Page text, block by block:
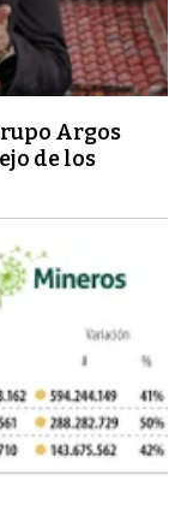
Argos
de los